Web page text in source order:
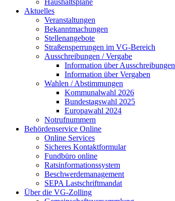
Haushaltspläne
Aktuelles
Veranstaltungen
Bekanntmachungen
Stellenangebote
Straßensperrungen im VG-Bereich
Ausschreibungen / Vergabe
Information über Ausschreibungen
Information über Vergaben
Wahlen / Abstimmungen
Kommunalwahl 2026
Bundestagswahl 2025
Europawahl 2024
Notrufnummern
Behördenservice Online
Online Services
Sicheres Kontaktformular
Fundbüro online
Ratsinformationssystem
Beschwerdemanagement
SEPA Lastschriftmandat
Über die VG-Zolling